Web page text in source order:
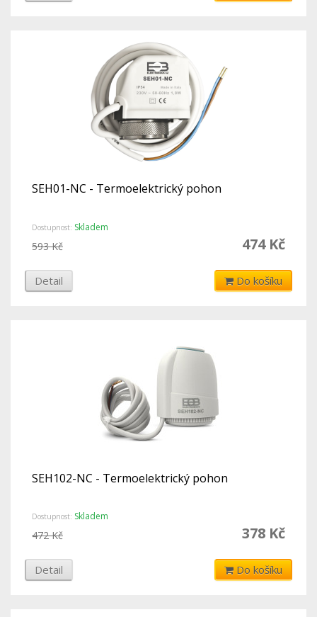
SEH01-NC - Termoelektrický pohon
Dostupnost: Skladem
474 Kč
593 Kč
Detail Do košíku
SEH102-NC - Termoelektrický pohon
Dostupnost: Skladem
378 Kč
472 Kč
Detail Do košíku